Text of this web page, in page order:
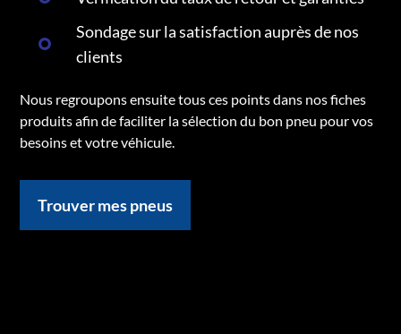
Sondage sur la satisfaction auprès de nos
clients
Nous regroupons ensuite tous ces points dans nos fiches
produits afin de faciliter la sélection du bon pneu pour vos
besoins et votre véhicule.
Trouver mes pneus